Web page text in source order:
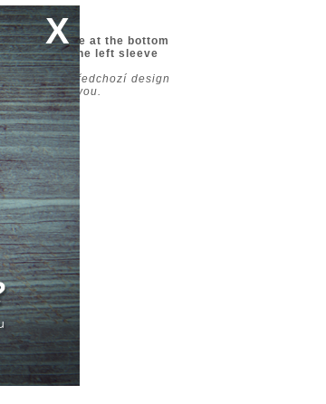
etiquette at the bottom
at the left sleeve
na předchozí design
barvou.
X